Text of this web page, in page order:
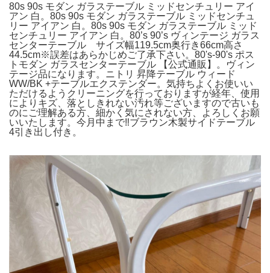
80s 90s モダン ガラステーブル ミッドセンチュリー アイ
アン 白。80s 90s モダン ガラステーブル ミッドセンチュ
リー アイアン 白。80s 90s モダン ガラステーブル ミッド
センチュリー アイアン 白。80’s 90’s ヴィンテージ ガラス
センターテーブル サイズ幅119.5cm奥行き66cm高さ
44.5cm※誤差はあらかじめご了承下さい。80's-90's ポス
トモダン ガラスセンターテーブル 【公式通販】。ヴィン
テージ品になります。ニトリ 昇降テーブル ウィード
WW/BK +テーブルエクステンダー。気持ちよくお使いい
ただけるようクリーニングを行っておりますが経年、使用
によりキズ、落としきれない汚れ等ございますので古いも
のにご理解ある方、細かく気にされない方、よろしくお願
いいたします。今月中まで‼️ブラウン木製サイドテーブル
4引き出し付き。